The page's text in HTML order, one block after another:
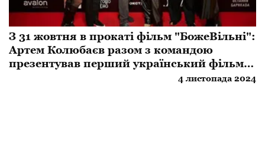
З 31 жовтня в прокаті фільм "БожеВільні":
Артем Колюбаєв разом з командою
презентував перший український фільм
про радянську каральну психіатрію
4 листопада 2024